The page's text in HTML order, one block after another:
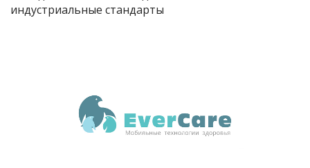
индустриальные стандарты